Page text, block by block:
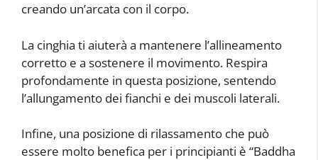
creando un’arcata con il corpo.
La cinghia ti aiuterà a mantenere l’allineamento
corretto e a sostenere il movimento. Respira
profondamente in questa posizione, sentendo
l’allungamento dei fianchi e dei muscoli laterali.
Infine, una posizione di rilassamento che può
essere molto benefica per i principianti è “Baddha